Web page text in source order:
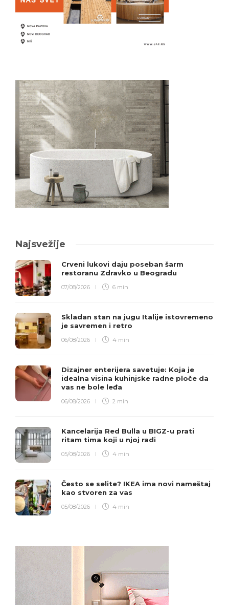
Najsvežije
Crveni lukovi daju poseban šarm
restoranu Zdravko u Beogradu
07/08/2026 6 min
Skladan stan na jugu Italije istovremeno
je savremen i retro
06/08/2026 4 min
Dizajner enterijera savetuje: Koja je
idealna visina kuhinjske radne ploče da
vas ne bole leđa
06/08/2026 2 min
Kancelarija Red Bulla u BIGZ-u prati
ritam tima koji u njoj radi
05/08/2026 4 min
Često se selite? IKEA ima novi nameštaj
kao stvoren za vas
05/08/2026 4 min